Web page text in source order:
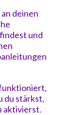
deinen
und
du stärkst,
aktivierst.